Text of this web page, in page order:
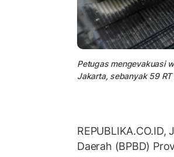
Petugas mengevakuasi
Jakarta, sebanyak 59
Daerah (BPBD)